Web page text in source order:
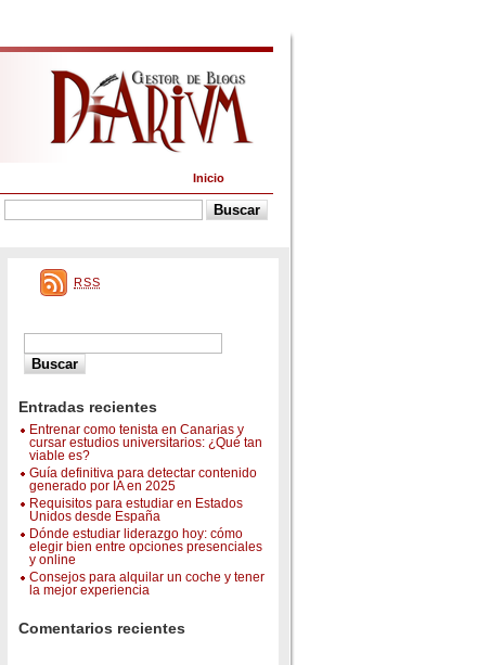
Inicio
RSS
Entradas recientes
Entrenar como tenista en Canarias y
cursar estudios universitarios: ¿Qué tan
viable es?
Guía definitiva para detectar contenido
generado por IA en 2025
Requisitos para estudiar en Estados
Unidos desde España
Dónde estudiar liderazgo hoy: cómo
elegir bien entre opciones presenciales
y online
Consejos para alquilar un coche y tener
la mejor experiencia
Comentarios recientes